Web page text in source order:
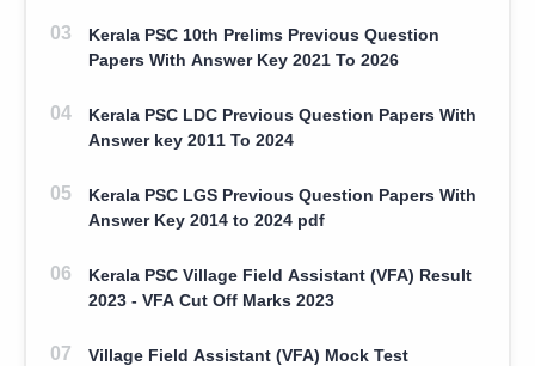
Kerala PSC 10th Prelims Previous Question
Papers With Answer Key 2021 To 2026
Kerala PSC LDC Previous Question Papers With
Answer key 2011 To 2024
Kerala PSC LGS Previous Question Papers With
Answer Key 2014 to 2024 pdf
Kerala PSC Village Field Assistant (VFA) Result
2023 - VFA Cut Off Marks 2023
Village Field Assistant (VFA) Mock Test